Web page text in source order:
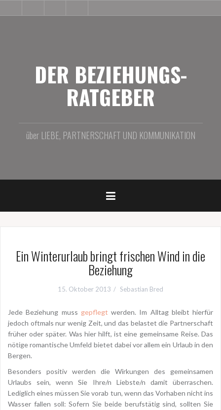
Inhalt
SHOP
DER BEZIEHUNGS-
RATGEBER
über LIEBE, PARTNERSCHAFT UND KOMMUNIKATION
Ein Winterurlaub bringt frischen Wind in die
Beziehung
15. Oktober 2013 Sebastian Bred
Jede Beziehung muss gepflegt werden. Im Alltag bleibt hierfür
jedoch oftmals nur wenig Zeit, und das belastet die Partnerschaft
früher oder später. Was hier hilft, ist eine gemeinsame Reise. Das
nötige romantische Umfeld bietet dabei vor allem ein Urlaub in den
Bergen.
Besonders positiv werden die Wirkungen des gemeinsamen
Urlaubs sein, wenn Sie Ihre/n Liebste/n damit überraschen.
Lediglich eines müssen Sie vorab tun, wenn das Vorhaben nicht ins
Wasser fallen soll: Sofern Sie beide berufstätig sind, sollten Sie